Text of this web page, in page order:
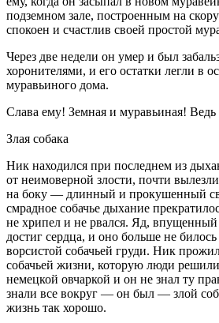
подземном зале, построенным на
спокоен и счастлив своей простой
Через две недели он умер и был
хоронителями, и его остатки легли в
муравьиного дома.
Слава ему! Земная и муравьиная!
Злая собака
Ник находился при последнем из
от неимоверной злости, почти
на боку — длинный и прокушенный
смрадное собачье дыхание
не хрипел и не рвался. Яд, впущенный
достиг сердца, и оно больше не
ворсистой собачьей груди. Ник
собачьей жизни, которую люди
немецкой овчаркой и он не знал ту
знали все вокруг — он был — злой
жизнь так хорошо.